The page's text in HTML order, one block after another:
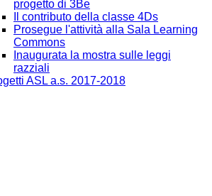
progetto di 3Be
Il contributo della classe 4Ds
Prosegue l'attività alla Sala Learning
Commons
Inaugurata la mostra sulle leggi
razziali
ASL a.s. 2017-2018